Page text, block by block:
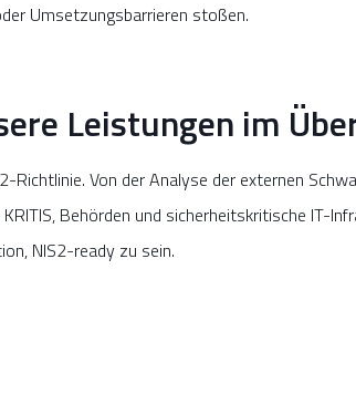
Umsetzungsbarrieren stoßen.
Leistungen im
Von der Analyse der externen
Behörden und sicherheitskritische IT-
NIS2-ready zu sein.